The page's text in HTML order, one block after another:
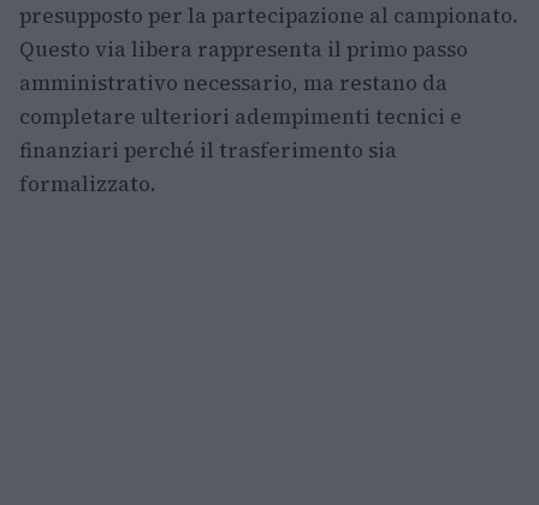
presupposto per la partecipazione al campionato.
Questo via libera rappresenta il primo passo
amministrativo necessario, ma restano da
completare ulteriori adempimenti tecnici e
finanziari perché il trasferimento sia
formalizzato.